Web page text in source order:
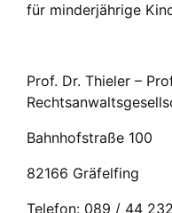
für minderjährige
Prof. Dr. Thieler –
Bahnhofstraße 100
82166 Gräfelfing
Telefon: 089 / 44